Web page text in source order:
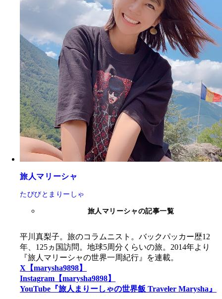
旅人マリーシャ
たびびとまりーしゃ
旅人マリーシャの記事一覧
平川真梨子。旅のコラムニスト。バックパッカー歴12
年、125ヵ国訪問。地球5周分くらいの旅。2014年より
『旅人マリーシャの世界一周紀行』を連載。
X【marysha9898】
Instagram【marysha9898】
YouTube『旅人まりーしゃの世界飯 Traveler Marysha』